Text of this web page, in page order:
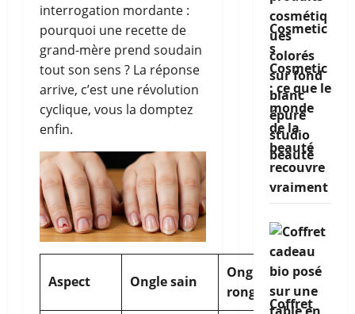
interrogation mordante :
pourquoi une recette de
grand-mère prend soudain
tout son sens ? La réponse
arrive, c’est une révolution
cyclique, vous la domptez
enfin.
Aspect Ongle sain
Ongle
rongé
Cosmetic
s
Cosmetic
: ce que le
monde
de la
beauté
recouvre
vraiment
Coffret